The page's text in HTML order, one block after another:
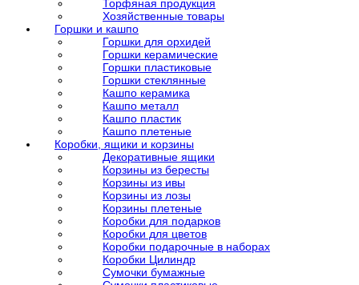
Торфяная продукция
Хозяйственные товары
Горшки и кашпо
Горшки для орхидей
Горшки керамические
Горшки пластиковые
Горшки стеклянные
Кашпо керамика
Кашпо металл
Кашпо пластик
Кашпо плетеные
Коробки, ящики и корзины
Декоративные ящики
Корзины из бересты
Корзины из ивы
Корзины из лозы
Корзины плетеные
Коробки для подарков
Коробки для цветов
Коробки подарочные в наборах
Коробки Цилиндр
Сумочки бумажные